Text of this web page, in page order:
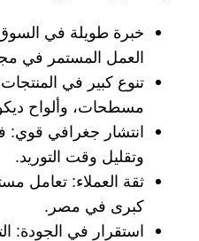
خبرة طويلة في
العمل المستمر في
تنوع كبير في
مسطحات، وألواح
انتشار جغرافي
وتقليل وقت التوريد.
ثقة العملاء: تعامل
كبرى في مصر.
استقرار في الجودة: